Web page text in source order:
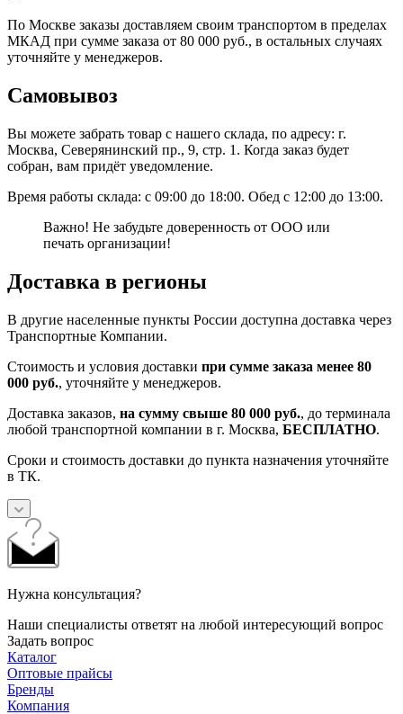
По Москве заказы доставляем своим транспортом в пределах
МКАД при сумме заказа от 80 000 руб., в остальных случаях
уточняйте у менеджеров.
Самовывоз
Вы можете забрать товар с нашего склада, по адресу: г.
Москва, Северянинский пр., 9, стр. 1. Когда заказ будет
собран, вам придёт уведомление.
Время работы склада: с 09:00 до 18:00. Обед с 12:00 до 13:00.
Важно! Не забудьте доверенность от ООО или
печать организации!
Доставка в регионы
В другие населенные пункты России доступна доставка через
Транспортные Компании.
Стоимость и условия доставки при сумме заказа менее 80
000 руб., уточняйте у менеджеров.
Доставка заказов, на сумму свыше 80 000 руб., до терминала
любой транспортной компании в г. Москва, БЕСПЛАТНО.
Сроки и стоимость доставки до пункта назначения уточняйте
в ТК.
Нужна консультация?
Наши специалисты ответят на любой интересующий вопрос
Задать вопрос
Каталог
Оптовые прайсы
Бренды
Компания